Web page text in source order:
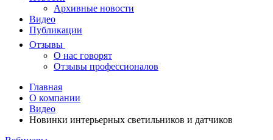
Архивные новости
Видео
Публикации
Отзывы
О нас говорят
Отзывы профессионалов
Главная
О компании
Видео
Новинки интерьерных светильников и датчиков